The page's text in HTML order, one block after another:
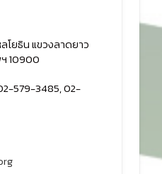
โยธิน แขวงลาดยาว
10900
579-3485, 02-